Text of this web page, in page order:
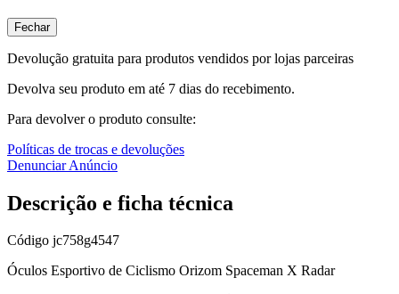
Fechar
Devolução gratuita para produtos vendidos por lojas parceiras
Devolva seu produto em até 7 dias do recebimento.
Para devolver o produto consulte:
Políticas de trocas e devoluções
Denunciar Anúncio
Descrição e ficha técnica
Código jc758g4547
Óculos Esportivo de Ciclismo Orizom Spaceman X Radar